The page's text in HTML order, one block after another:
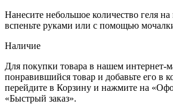
Нанесите небольшое количество геля
вспеньте руками или с помощью
Наличие
Для покупки товара в нашем интернет-
понравившийся товар и добавьте его в
перейдите в Корзину и нажмите на
«Быстрый заказ».